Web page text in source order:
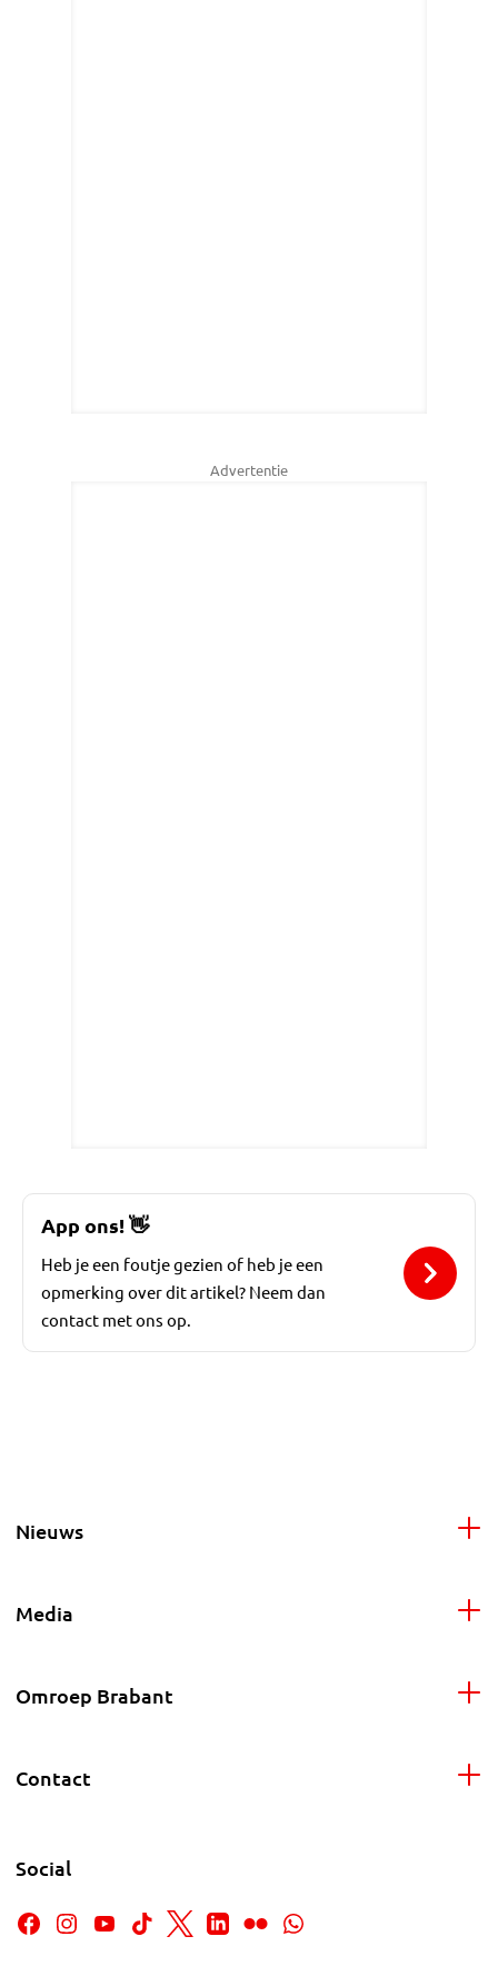
Advertentie
App ons!👋
Heb je een foutje gezien of heb je een
opmerking over dit artikel? Neem dan
contact met ons op.
Nieuws
Media
Omroep Brabant
Contact
Social